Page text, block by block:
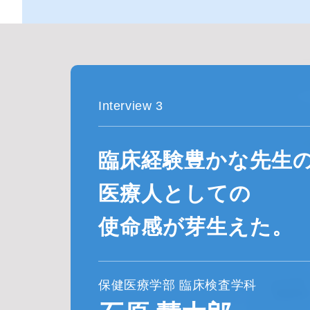
Interview 3
臨床経験豊かな先生
医療人としての
使命感が芽生えた。
保健医療学部 臨床検査学科